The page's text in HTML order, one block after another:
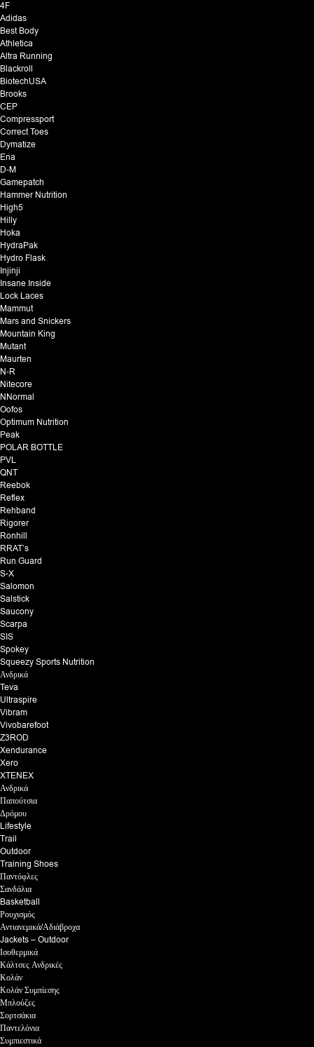
4F
Adidas
Best Body
Athletica
Altra Running
Blackroll
BiotechUSA
Brooks
CEP
Compressport
Correct Toes
Dymatize
Ena
D-M
Gamepatch
Hammer Nutrition
High5
Hilly
Hoka
HydraPak
Hydro Flask
Injinji
Insane Inside
Lock Laces
Mammut
Mars and Snickers
Mountain King
Mutant
Maurten
N-R
Nitecore
NNormal
Oofos
Optimum Nutrition
Peak
POLAR BOTTLE
PVL
QNT
Reebok
Reflex
Rehband
Rigorer
Ronhill
RRAT’s
Run Guard
S-X
Salomon
Salstick
Saucony
Scarpa
SIS
Spokey
Squeezy Sports Nutrition
Ανδρικά
Teva
Ultraspire
Vibram
Vivobarefoot
Z3ROD
Xendurance
Xero
XTENEX
Ανδρικά
Παπούτσια
Δρόμου
Lifestyle
Trail
Outdoor
Training Shoes
Παντόφλες
Σανδάλια
Basketball
Ρουχισμός
Αντιανεμικά/Αδιάβροχα
Jackets – Outdoor
Ισοθερμικά
Κάλτσες Ανδρικές
Κολάν
Κολάν Συμπίεσης
Μπλούζες
Σορτσάκια
Παντελόνια
Συμπιεστικά